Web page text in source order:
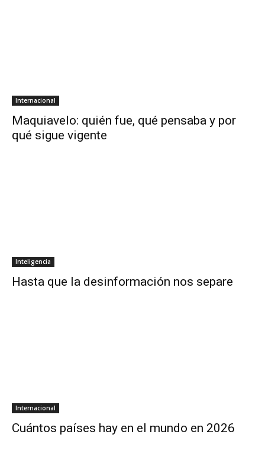
Internacional
Maquiavelo: quién fue, qué pensaba y por
qué sigue vigente
Inteligencia
Hasta que la desinformación nos separe
Internacional
Cuántos países hay en el mundo en 2026